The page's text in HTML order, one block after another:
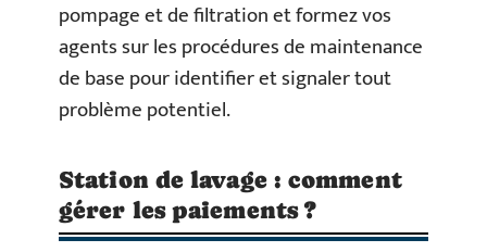
pompage et de filtration et formez vos
agents sur les procédures de maintenance
de base pour identifier et signaler tout
problème potentiel.
Station de lavage : comment
gérer les paiements ?